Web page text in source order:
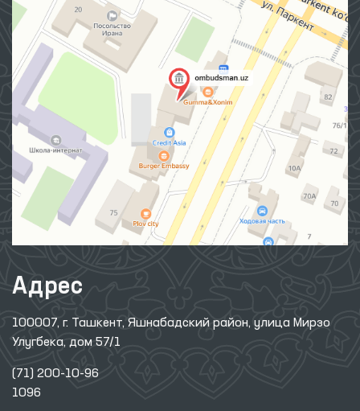
Адрес
100007, г. Ташкент, Яшнабадский район, улица Мирзо
Улугбека, дом 57/1
(71) 200-10-96
1096